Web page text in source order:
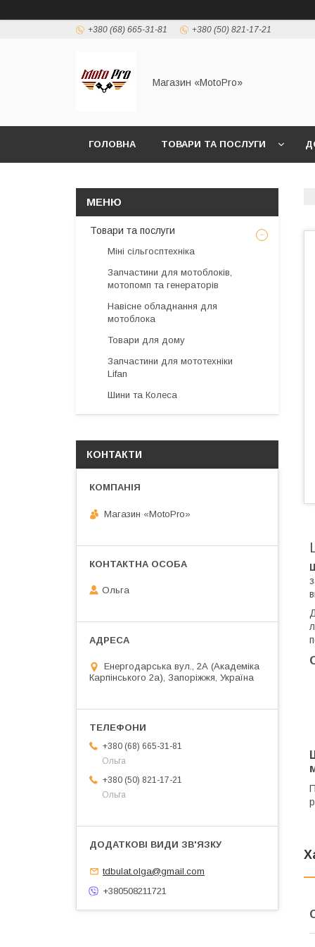
+380 (68) 665-31-81 +380 (50) 821-17-21
Магазин «MotoPro»
ГОЛОВНА ТОВАРИ ТА ПОСЛУГИ
Товари та послуги
Міні сільгосптехніка
Запчастини для мотоблоків,
мотопомп та генераторів
Навісне обладнання для
мотоблока
Товари для дому
Запчастини для мототехніки
Lifan
Шини та Колеса
КОНТАКТИ
Магазин «MotoPro»
Ольга
Енергодарська вул., 2А (Академіка
Карпінського 2а), Запоріжжя, Україна
+380 (68) 665-31-81
Ольга
+380 (50) 821-17-21
Ольга
tdbulat.olga@gmail.com
+380508211721